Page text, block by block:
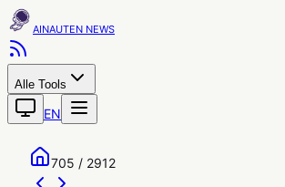
AINAUTEN
Alle Tools
EN
705 / 2912